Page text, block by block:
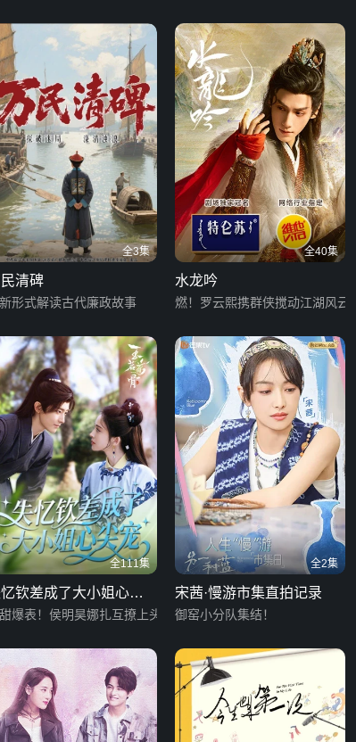
全3集
清碑
形式解读古代廉政故事
全40集
水龙吟
燃！罗云熙携群侠搅动江湖风云
全111集
钦差成了大小姐心尖
爆表！侯明昊娜扎互撩上头
全2集
宋茜·慢游市集直拍记录
御窑小分队集结！